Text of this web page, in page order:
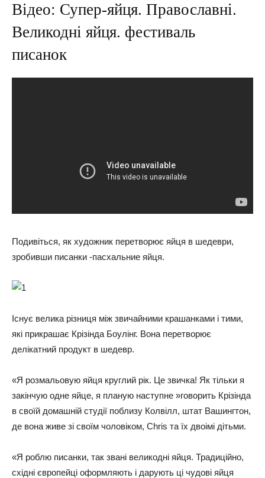
Відео: Супер-яйця. Православні.
Великодні яйця. фестиваль
писанок
Подивіться, як художник перетворює яйця в шедеври,
зробивши писанки -пасхальние яйця.
Існує велика різниця між звичайними крашанками і тими,
які прикрашає Крізінда Боулінг. Вона перетворює
делікатний продукт в шедевр.
«Я розмальовую яйця круглий рік. Це звичка! Як тільки я
закінчую одне яйце, я планую наступне »говорить Крізінда
в своїй домашній студії поблизу Колвілл, штат Вашингтон,
де вона живе зі своїм чоловіком, Chris та їх двоімі дітьми.
«Я роблю писанки, так звані великодні яйця. Традиційно,
східні європейці оформляють і дарують ці чудові яйця